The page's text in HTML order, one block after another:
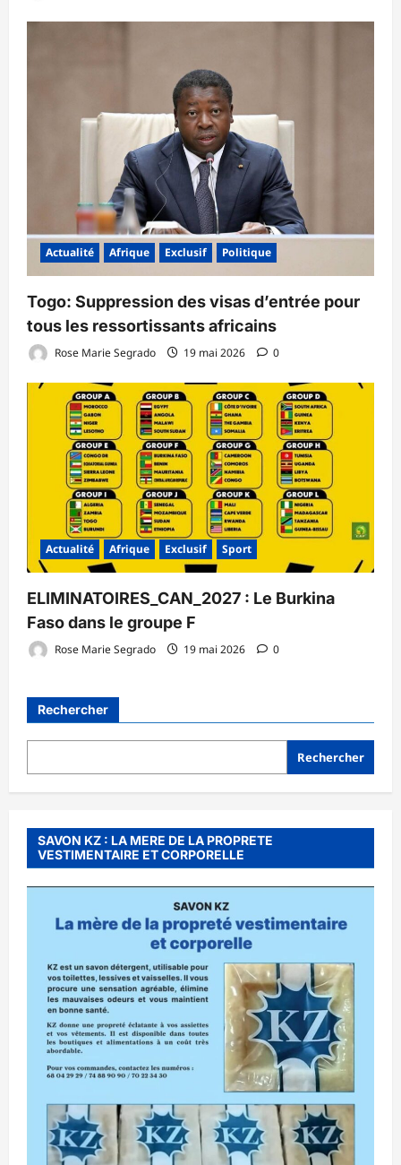
Actualité Afrique Exclusif Politique
Togo: Suppression des visas d’entrée pour
tous les ressortissants africains
Rose Marie Segrado 19 mai 2026 0
Actualité Afrique Exclusif Sport
ELIMINATOIRES_CAN_2027 : Le Burkina
Faso dans le groupe F
Rose Marie Segrado 19 mai 2026 0
Rechercher
Rechercher
SAVON KZ : LA MERE DE LA PROPRETE
VESTIMENTAIRE ET CORPORELLE